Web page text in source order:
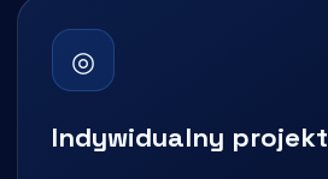
◎
Indywidualny projekt